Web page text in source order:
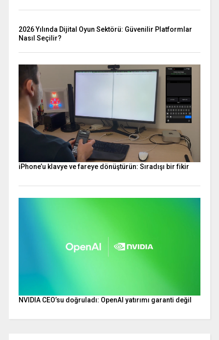
2026 Yılında Dijital Oyun Sektörü: Güvenilir Platformlar
Nasıl Seçilir?
iPhone’u klavye ve fareye dönüştürün: Sıradışı bir fikir
NVIDIA CEO’su doğruladı: OpenAI yatırımı garanti değil